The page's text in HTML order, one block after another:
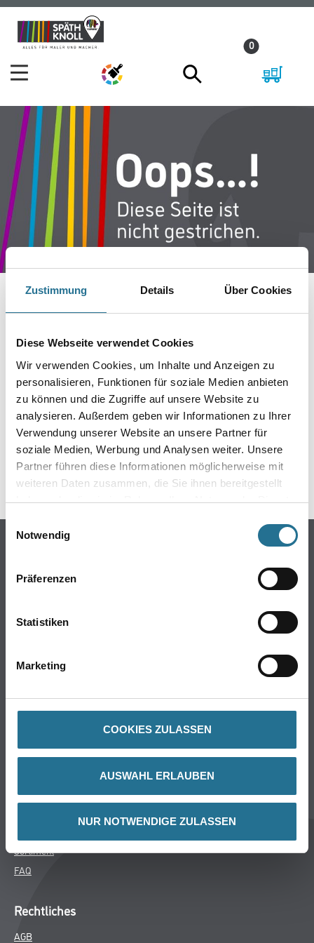
Zustimmung Details Über Cookies
Diese Webseite verwendet Cookies
Wir verwenden Cookies, um Inhalte und Anzeigen zu
personalisieren, Funktionen für soziale Medien anbieten
zu können und die Zugriffe auf unsere Website zu
analysieren. Außerdem geben wir Informationen zu Ihrer
Verwendung unserer Website an unsere Partner für
soziale Medien, Werbung und Analysen weiter. Unsere
Partner führen diese Informationen möglicherweise mit
weiteren Daten zusammen, die Sie ihnen bereitgestellt
haben oder die sie im Rahmen Ihrer Nutzung der Dienste
Einwilligungsauswahl
Notwendig
Präferenzen
Statistiken
Marketing
COOKIES ZULASSEN
AUSWAHL ERLAUBEN
NUR NOTWENDIGE ZULASSEN
Zum
Inhalt
Zum
Navigationsmenü
0
IST AUFGETRETEN
Keine Sorge, wir pinseln schon an der Lösung und
werden das Problem so schnell wie möglich beheben.
Erkunden Sie in der Zwischenzeit unseren Online-Shop
und lassen Sie sich inspirieren.
ZURÜCK ZUM ONLINE-SHOP
Online-Shop
Putze- und Spachtelmassen
Wand- & Deckenbeläge
Späth Knoll GmbH
Aktuelles
Sortiment
FAQ
Rechtliches
AGB